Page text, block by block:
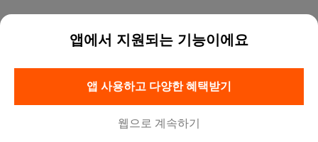
앱에서 지원되는 기능이에요
앱 사용하고 다양한 혜택받기
웹으로 계속하기